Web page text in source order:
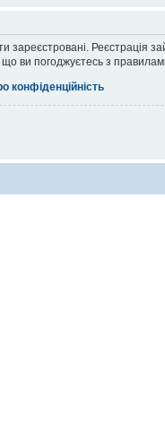
зареєстровані. Реєстрація
що ви погоджуєтесь з
конфіденційність